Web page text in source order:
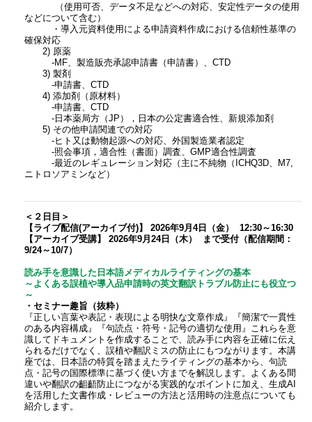
（使用可否、データ不足などへの対応、安定性データの使用
などについて含む）
・導入元資料使用による申請資料作成における信頼性基準の
確保対応
2) 原薬
-MF、製造販売承認申請書（申請書）、CTD
3) 製剤
-申請書、CTD
4) 添加剤（原材料）
-申請書、CTD
-日本薬局方（JP），日本の公定書適合性、新規添加剤
5) その他申請関連での対応
-ヒト又は動物起源への対応、外国製造業者認定
-照会事項，適合性（書面）調査、GMP適合性調査
-最近のレギュレーション対応（主に不純物（ICHQ3D、M7,
ニトロソアミンなど）
＜２日目＞
【ライブ配信(アーカイブ付)】 2026年9月4日（金） 12:30～16:30
【アーカイブ受講】 2026年9月24日（木） まで受付（配信期間：
9/24～10/7）
読み手を意識した日本語メディカルライティングの基本
～よくある誤植や導入品申請時の英文翻訳トラブル防止にも役立つ
～
・セミナー趣旨（抜粋）
『正しい言葉や表記・表現による明快な文章作成』『簡潔で一貫性
のある内容構成』『句読点・符号・記号の適切な使用』これらを意
識してドキュメントを作成することで、読み手に内容を正確に伝え
られるだけでなく、誤植や翻訳ミスの防止にもつながります。本講
座では、日本語の特質を踏まえたライティングの基本から、句読
点・記号の国際標準に基づく使い方までを解説します。よくある間
違いや翻訳の齟齬防止につながる実践的なポイントに加え、生成AI
を活用した文書作成・レビューの方法と活用時の注意点についても
紹介します。